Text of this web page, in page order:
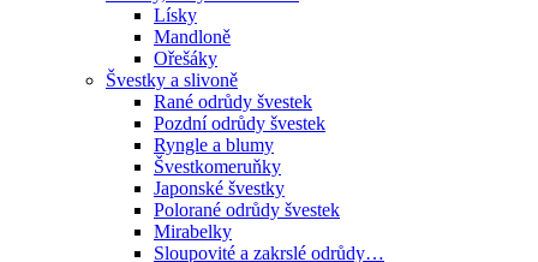
Lísky
Mandloně
Ořešáky
Švestky a slivoně
Rané odrůdy švestek
Pozdní odrůdy švestek
Ryngle a blumy
Švestkomeruňky
Japonské švestky
Polorané odrůdy švestek
Mirabelky
Sloupovité a zakrslé odrůdy…